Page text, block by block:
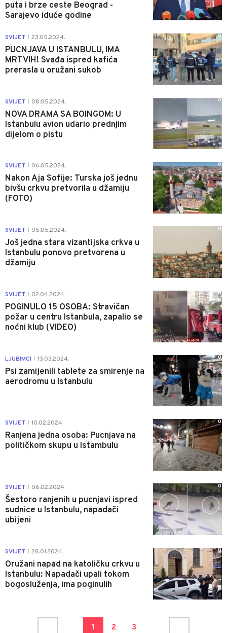
puta i brze ceste Beograd -
Sarajevo iduće godine
SVIJET 23.05.2024.
PUCNJAVA U ISTANBULU, IMA
MRTVIH! Svađa ispred kafića
prerasla u oružani sukob
0
SVIJET 08.05.2024.
NOVA DRAMA SA BOINGOM: U
Istanbulu avion udario prednjim
dijelom o pistu
0
SVIJET 06.05.2024.
Nakon Aja Sofije: Turska još jednu
bivšu crkvu pretvorila u džamiju
(FOTO)
0
SVIJET 05.05.2024.
Još jedna stara vizantijska crkva u
Istanbulu ponovo pretvorena u
džamiju
0
SVIJET 02.04.2024.
POGINULO 15 OSOBA: Stravičan
požar u centru Istanbula, zapalio se
noćni klub (VIDEO)
0
LJUBIMCI 13.03.2024.
Psi zamijenili tablete za smirenje na
aerodromu u Istanbulu
0
SVIJET 10.02.2024.
Ranjena jedna osoba: Pucnjava na
političkom skupu u Istambulu
0
SVIJET 06.02.2024.
Šestoro ranjenih u pucnjavi ispred
sudnice u Istanbulu, napadači
ubijeni
0
SVIJET 28.01.2024.
Oružani napad na katoličku crkvu u
Istanbulu: Napadači upali tokom
bogosluženja, ima poginulih
0
1 2 3